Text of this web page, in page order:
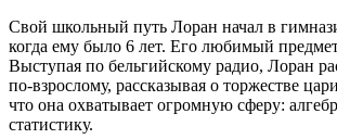
Свой школьный путь Лоран начал в
когда ему было 6 лет. Его любимый
Выступая по бельгийскому радио, Лоран
по-взрослому, рассказывая о торжестве
что она охватывает огромную сферу:
статистику.